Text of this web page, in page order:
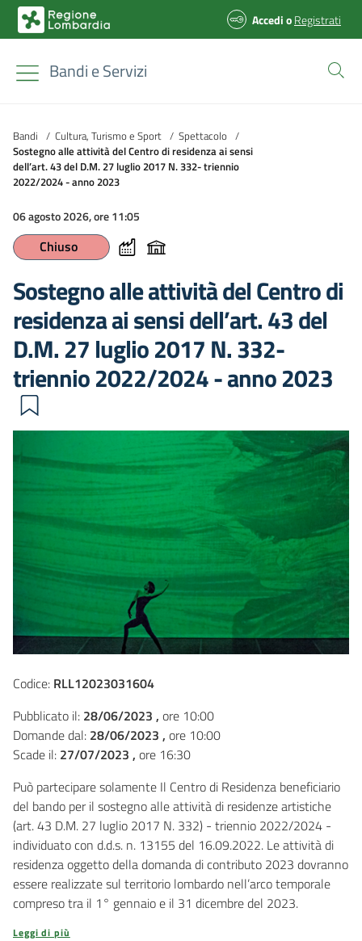
AccedioRegistrati
Bandi e Servizi
Bandi / Cultura, Turismo e Sport / Spettacolo /
Sostegno alle attività del Centro di residenza ai sensi
dell’art. 43 del D.M. 27 luglio 2017 N. 332- triennio
2022/2024 - anno 2023
06 agosto 2026, ore 11:05
Chiuso
Sostegno alle attività del Centro di
residenza ai sensi dell’art. 43 del
D.M. 27 luglio 2017 N. 332-
triennio 2022/2024 - anno 2023
Codice: RLL12023031604
Pubblicato il: 28/06/2023 , ore 10:00
Domande dal: 28/06/2023 , ore 10:00
Scade il: 27/07/2023 , ore 16:30
Può partecipare solamente Il Centro di Residenza beneficiario
del bando per il sostegno alle attività di residenze artistiche
(art. 43 D.M. 27 luglio 2017 N. 332) - triennio 2022/2024 -
individuato con d.d.s. n. 13155 del 16.09.2022. Le attività di
residenza oggetto della domanda di contributo 2023 dovranno
essere realizzate sul territorio lombardo nell’arco temporale
compreso tra il 1° gennaio e il 31 dicembre del 2023.
Leggi di più